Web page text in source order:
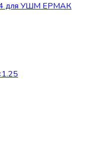
для УШМ ЕРМАК